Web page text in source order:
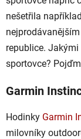
nešetřila například
republice.
sportovce?
Garmin
Hodinky Garmin
milovníky